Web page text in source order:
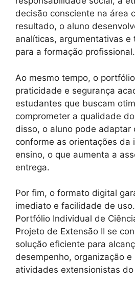
decisão consciente na área
resultado, o aluno
analíticas, argumentativas e
para a formação profissional.
Ao mesmo tempo, o
praticidade e segurança
estudantes que buscam
comprometer a qualidade
disso, o aluno pode adaptar
conforme as orientações da
ensino, o que aumenta a
entrega.
Por fim, o formato digital
imediato e facilidade de
Portfólio Individual de
Projeto de Extensão II se
solução eficiente para
desempenho, organização e
atividades extensionistas do